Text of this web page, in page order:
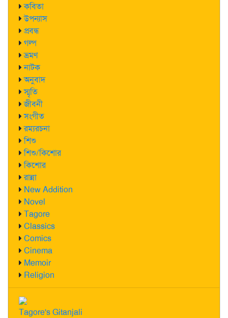
কবিতা
উপন্যাস
প্রবন্ধ
গল্প
ভ্রমণ
নাটক
অনুবাদ
স্মৃতি
জীবনী
সংগীত
রম্যরচনা
শিশু
শিশু/কিশোর
কিশোর
রান্না
New Addition
Novel
Tagore
Classics
Comics
Cinema
Memoir
Religion
Tagore's Gitanjali